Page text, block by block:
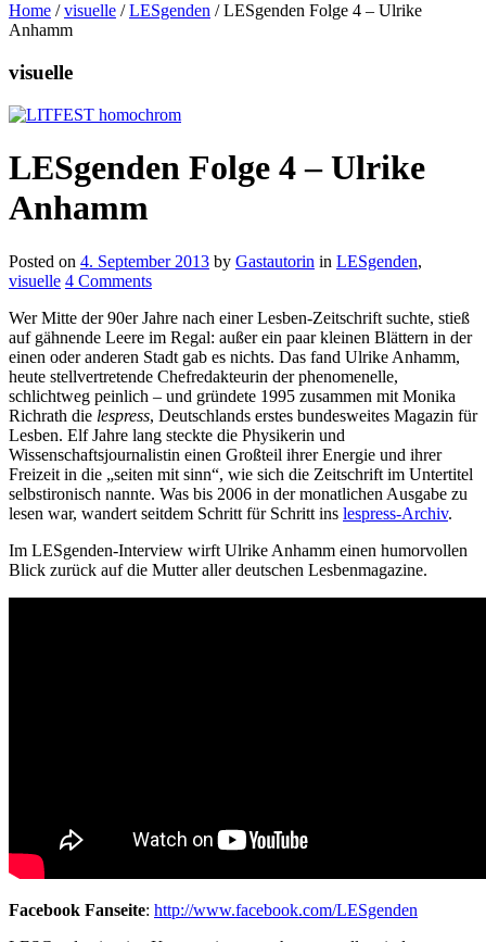
Home /visuelle /LESgenden /LESgenden Folge 4 – Ulrike
Anhamm
visuelle
LESgenden Folge 4 – Ulrike
Anhamm
Posted on 4. September 2013 by Gastautorin in LESgenden,
visuelle 4 Comments
Wer Mitte der 90er Jahre nach einer Lesben-Zeitschrift suchte, stieß
auf gähnende Leere im Regal: außer ein paar kleinen Blättern in der
einen oder anderen Stadt gab es nichts. Das fand Ulrike Anhamm,
heute stellvertretende Chefredakteurin der phenomenelle,
schlichtweg peinlich – und gründete 1995 zusammen mit Monika
Richrath die lespress, Deutschlands erstes bundesweites Magazin für
Lesben. Elf Jahre lang steckte die Physikerin und
Wissenschaftsjournalistin einen Großteil ihrer Energie und ihrer
Freizeit in die „seiten mit sinn“, wie sich die Zeitschrift im Untertitel
selbstironisch nannte. Was bis 2006 in der monatlichen Ausgabe zu
lesen war, wandert seitdem Schritt für Schritt ins lespress-Archiv.
Im LESgenden-Interview wirft Ulrike Anhamm einen humorvollen
Blick zurück auf die Mutter aller deutschen Lesbenmagazine.
Facebook Fanseite: http://www.facebook.com/LESgenden